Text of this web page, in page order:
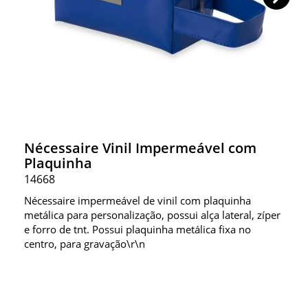
Nécessaire Vinil Impermeável com
Plaquinha
14668
Nécessaire impermeável de vinil com plaquinha
metálica para personalização, possui alça lateral, zíper
e forro de tnt. Possui plaquinha metálica fixa no
centro, para gravação\r\n